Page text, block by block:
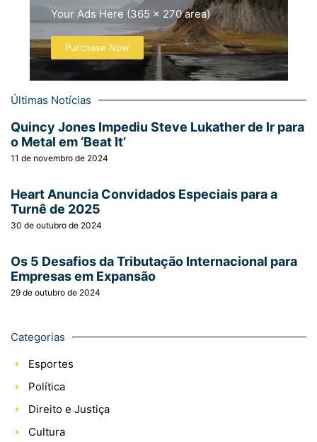
Your Ads Here (365 x 270 area)
Purchase Now
Últimas Notícias
Quincy Jones Impediu Steve Lukather de Ir para
o Metal em ‘Beat It’
11 de novembro de 2024
Heart Anuncia Convidados Especiais para a
Turnê de 2025
30 de outubro de 2024
Os 5 Desafios da Tributação Internacional para
Empresas em Expansão
29 de outubro de 2024
Categorias
Esportes
Política
Direito e Justiça
Cultura